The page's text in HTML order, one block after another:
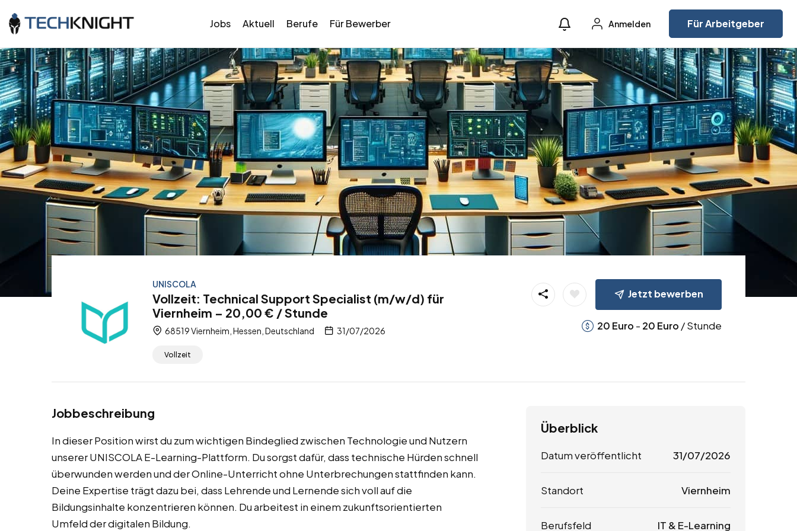
Jobs Aktuell Berufe Für Bewerber Anmelden Für Arbeitgeber
UNISCOLA
Vollzeit: Technical Support Specialist (m/w/d) für
Viernheim – 20,00 € / Stunde
68519 Viernheim, Hessen, Deutschland 31/07/2026
Vollzeit
Jetzt bewerben
20 Euro - 20 Euro / Stunde
Jobbeschreibung
In dieser Position wirst du zum wichtigen Bindeglied zwischen Technologie und Nutzern
unserer UNISCOLA E-Learning-Plattform. Du sorgst dafür, dass technische Hürden schnell
überwunden werden und der Online-Unterricht ohne Unterbrechungen stattfinden kann.
Deine Expertise trägt dazu bei, dass Lehrende und Lernende sich voll auf die
Bildungsinhalte konzentrieren können. Du arbeitest in einem zukunftsorientierten
Umfeld der digitalen Bildung.
Überblick
Datum veröffentlicht 31/07/2026
Standort Viernheim
Berufsfeld IT & E-Learning